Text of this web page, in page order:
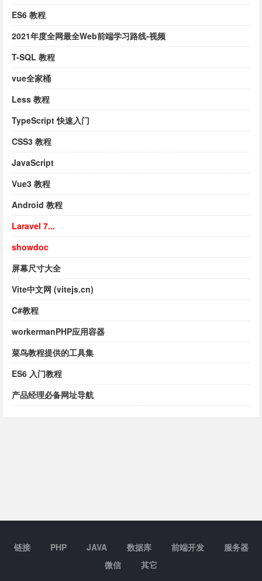
ES6 教程
2021年度全网最全Web前端学习路线-视频
T-SQL 教程
vue全家桶
Less 教程
TypeScript 快速入门
CSS3 教程
JavaScript
Vue3 教程
Android 教程
Laravel 7...
showdoc
屏幕尺寸大全
Vite中文网 (vitejs.cn)
C#教程
workermanPHP应用容器
菜鸟教程提供的工具集
ES6 入门教程
产品经理必备网址导航
链接 PHP JAVA 数据库 前端开发
服务器
微信
其它